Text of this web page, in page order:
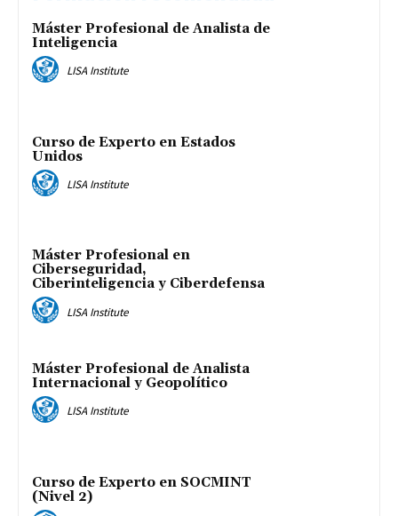
Máster Profesional de Analista de
Inteligencia
LISA Institute
Curso de Experto en Estados
Unidos
LISA Institute
Máster Profesional en
Ciberseguridad,
Ciberinteligencia y Ciberdefensa
LISA Institute
Máster Profesional de Analista
Internacional y Geopolítico
LISA Institute
Curso de Experto en SOCMINT
(Nivel 2)